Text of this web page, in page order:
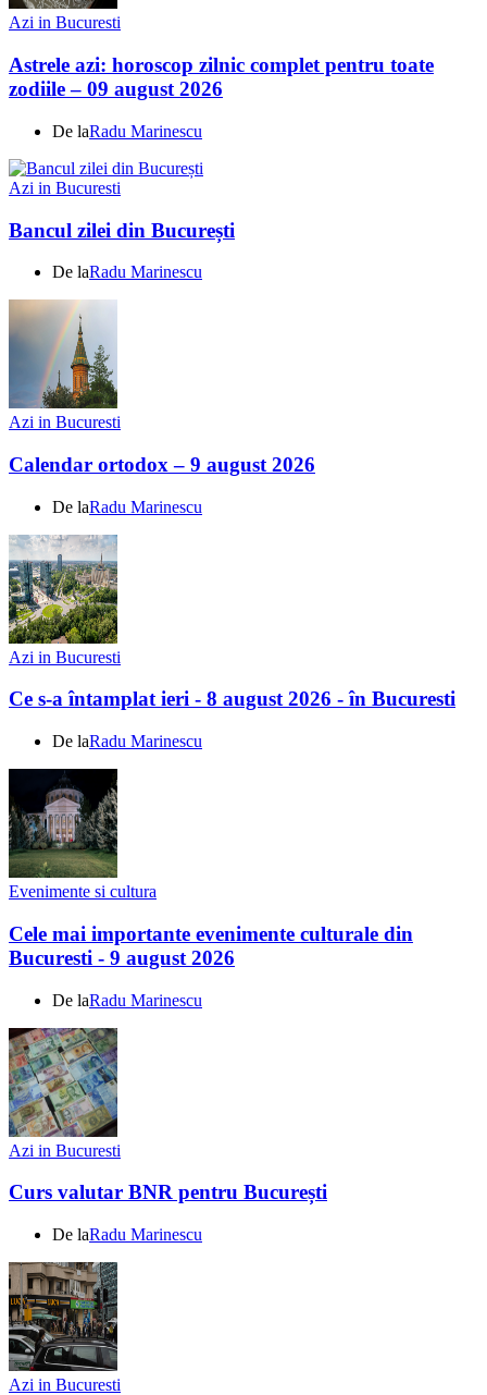
Azi in Bucuresti
Astrele azi: horoscop zilnic complet pentru toate
zodiile – 09 august 2026
De laRadu Marinescu
Azi in Bucuresti
Bancul zilei din București
De laRadu Marinescu
Azi in Bucuresti
Calendar ortodox – 9 august 2026
De laRadu Marinescu
Azi in Bucuresti
Ce s-a întamplat ieri - 8 august 2026 - în Bucuresti
De laRadu Marinescu
Evenimente si cultura
Cele mai importante evenimente culturale din
Bucuresti - 9 august 2026
De laRadu Marinescu
Azi in Bucuresti
Curs valutar BNR pentru București
De laRadu Marinescu
Azi in Bucuresti